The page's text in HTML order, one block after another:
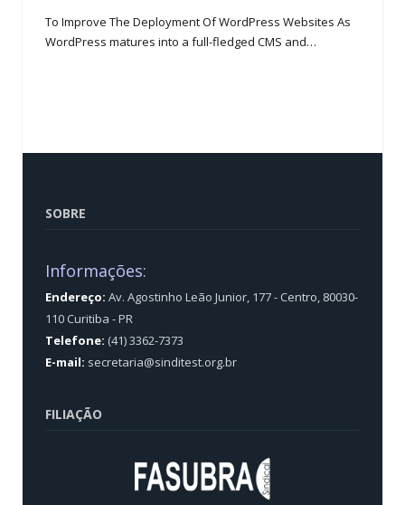
To Improve The Deployment Of WordPress Websites As
WordPress matures into a full-fledged CMS and…
SOBRE
Informações:
Endereço: Av. Agostinho Leão Junior, 177 - Centro, 80030-
110 Curitiba - PR
Telefone: (41) 3362-7373
E-mail: secretaria@sinditest.org.br
FILIAÇÃO